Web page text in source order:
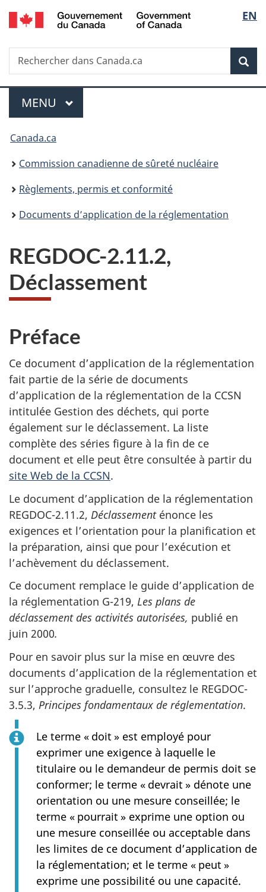
Passer
au
principal
de
la
EN
Recherche
Rechercher
dans
Menu
MENU PRINCIPAL
Vous
êtes
ici
Canada.ca
Commission canadienne de sûreté nucléaire
Règlements, permis et conformité
Documents d’application de la réglementation
REGDOC-2.11.2,
Déclassement
Préface
Ce document d’application de la réglementation
fait partie de la série de documents
d’application de la réglementation de la CCSN
intitulée Gestion des déchets, qui porte
également sur le déclassement. La liste
complète des séries figure à la fin de ce
document et elle peut être consultée à partir du
site Web de la CCSN.
Le document d’application de la réglementation
REGDOC-2.11.2, Déclassementénonce les
exigences et l’orientation pour la planification et
la préparation, ainsi que pour l’exécution et
l’achèvement du déclassement.
Ce document remplace le guide d’application de
la réglementation G-219, Les plans de
déclassement des activités autorisées, publié en
juin 2000.
Pour en savoir plus sur la mise en œuvre des
documents d’application de la réglementation et
sur l’approche graduelle, consultez le REGDOC-
3.5.3, Principes fondamentaux de réglementation.
Le terme « doit » est employé pour
exprimer une exigence à laquelle le
titulaire ou le demandeur de permis doit se
conformer; le terme « devrait » dénote une
orientation ou une mesure conseillée; le
terme « pourrait » exprime une option ou
une mesure conseillée ou acceptable dans
les limites de ce document d’application de
la réglementation; et le terme « peut »
exprime une possibilité ou une capacité.